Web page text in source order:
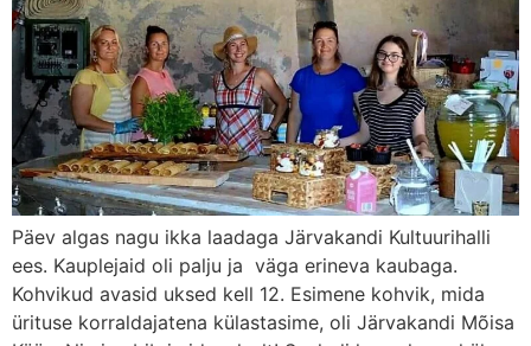
Päev algas nagu ikka laadaga Järvakandi Kultuurihalli
ees. Kauplejaid oli palju ja väga erineva kaubaga.
Kohvikud avasid uksed kell 12. Esimene kohvik, mida
ürituse korraldajatena külastasime, oli Järvakandi Mõisa